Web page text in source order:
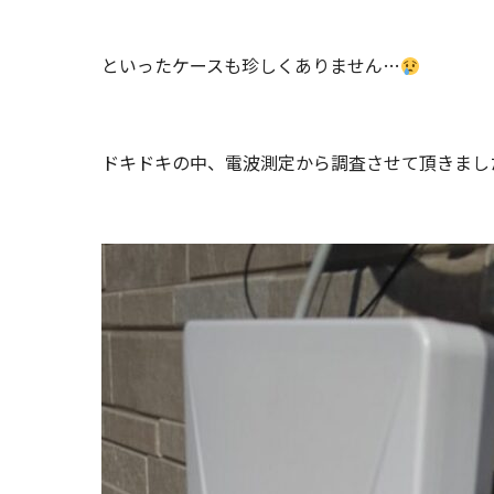
といったケースも珍しくありません…
ドキドキの中、電波測定から調査させて頂きま